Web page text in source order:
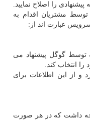
را اصلاح نمایید.
توسط مشتریان اقدام به
عبارت اند از:
توسط گوگل پیشنهاد می
انتخاب کند.
و از این اطلاعات برای
داشت که در هر صورت